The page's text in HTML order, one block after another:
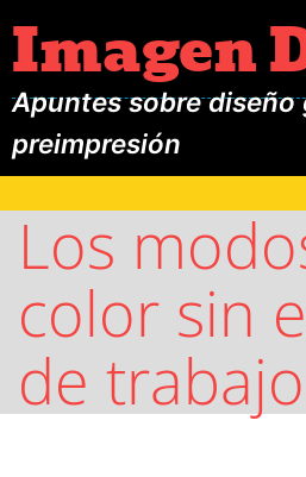
Imagen
Apuntes sobre diseño
preimpresión
Los
color sin
de trabajo